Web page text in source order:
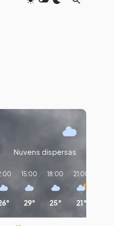
Nuvens dispersas
15:00
29°
18:00
25°
21:00
21°